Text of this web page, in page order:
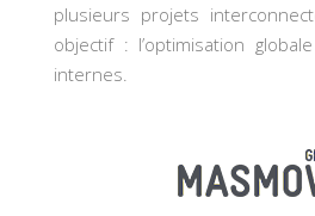
plusieurs projets
objectif : l’optimisation
internes.